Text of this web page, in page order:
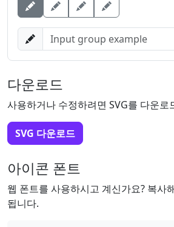
ButtonButtonButton
다운로드
사용하거나 수정하려면 SVG를 다운로
SVG 다운로드
아이콘 폰트
웹 폰트를 사용하시고 계신가요? 복사
됩니다.